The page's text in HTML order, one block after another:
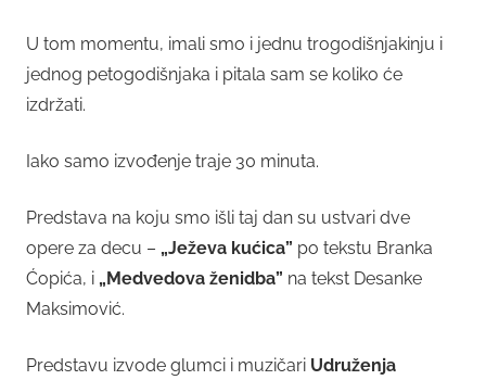
U tom momentu, imali smo i jednu trogodišnjakinju i
jednog petogodišnjaka i pitala sam se koliko će
izdržati.
Iako samo izvođenje traje 30 minuta.
Predstava na koju smo išli taj dan su ustvari dve
opere za decu – „Ježeva kućica” po tekstu Branka
Ćopića, i „Medvedova ženidba” na tekst Desanke
Maksimović.
Predstavu izvode glumci i muzičari Udruženja